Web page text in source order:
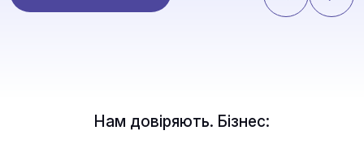
Нам довіряють. Бізнес: